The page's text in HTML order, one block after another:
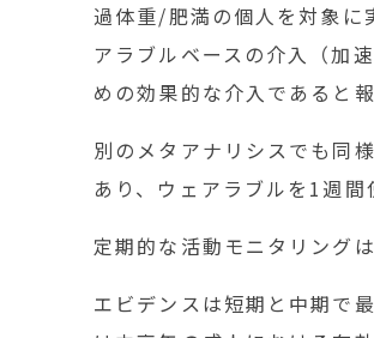
過体重/肥満の個人を対象に
アラブルベースの介入（加
めの効果的な介入であると
別のメタアナリシスでも同
あり、ウェアラブルを1週
定期的な活動モニタリング
エビデンスは短期と中期で